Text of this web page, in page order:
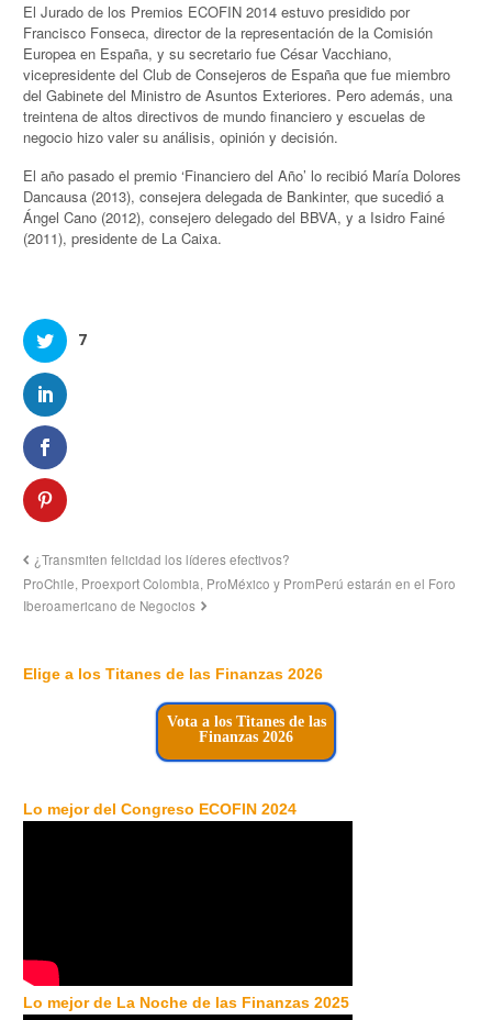
El Jurado de los Premios ECOFIN 2014 estuvo presidido por
Francisco Fonseca, director de la representación de la Comisión
Europea en España, y su secretario fue César Vacchiano,
vicepresidente del Club de Consejeros de España que fue miembro
del Gabinete del Ministro de Asuntos Exteriores. Pero además, una
treintena de altos directivos de mundo financiero y escuelas de
negocio hizo valer su análisis, opinión y decisión.
El año pasado el premio ‘Financiero del Año’ lo recibió María Dolores
Dancausa (2013), consejera delegada de Bankinter, que sucedió a
Ángel Cano (2012), consejero delegado del BBVA, y a Isidro Fainé
(2011), presidente de La Caixa.
7
¿Transmiten felicidad los líderes efectivos?
ProChile, Proexport Colombia, ProMéxico y PromPerú estarán en el Foro
Iberoamericano de Negocios
Elige a los Titanes de las Finanzas 2026
Vota a los Titanes de las
Finanzas 2026
Lo mejor del Congreso ECOFIN 2024
Lo mejor de La Noche de las Finanzas 2025